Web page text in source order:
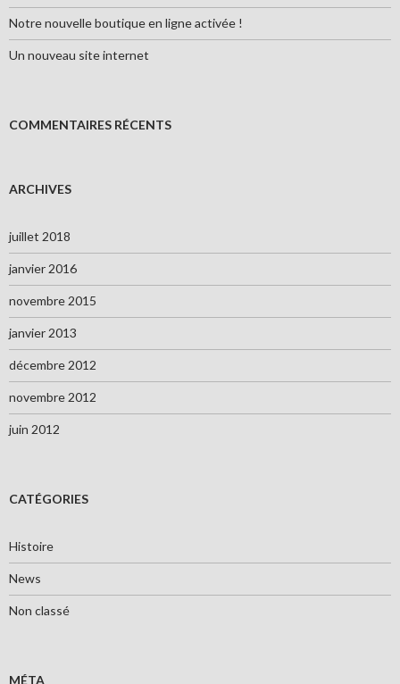
Notre nouvelle boutique en ligne activée !
Un nouveau site internet
COMMENTAIRES RÉCENTS
ARCHIVES
juillet 2018
janvier 2016
novembre 2015
janvier 2013
décembre 2012
novembre 2012
juin 2012
CATÉGORIES
Histoire
News
Non classé
MÉTA